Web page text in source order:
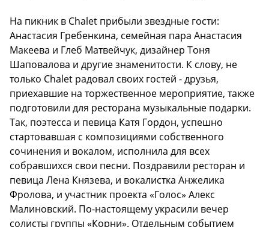
На пикник в Chalet прибыли звездные гости:
Анастасия Гребенкина, семейная пара Анастасия
Макеева и Глеб Матвейчук, дизайнер Тоня
Шаповалова и другие знаменитости. К слову, не
только Chalet радовал своих гостей - друзья,
приехавшие на торжественное мероприятие, также
подготовили для ресторана музыкальные подарки.
Так, поэтесса и певица Катя Гордон, успешно
стартовавшая с композициями собственного
сочинения и вокалом, исполнила для всех
собравшихся свои песни. Поздравили ресторан и
певица Лена Князева, и вокалистка Анжелика
Фролова, и участник проекта «Голос» Алекс
Малиновский. По-настоящему украсили вечер
солисты группы «Корни». Отдельным событием